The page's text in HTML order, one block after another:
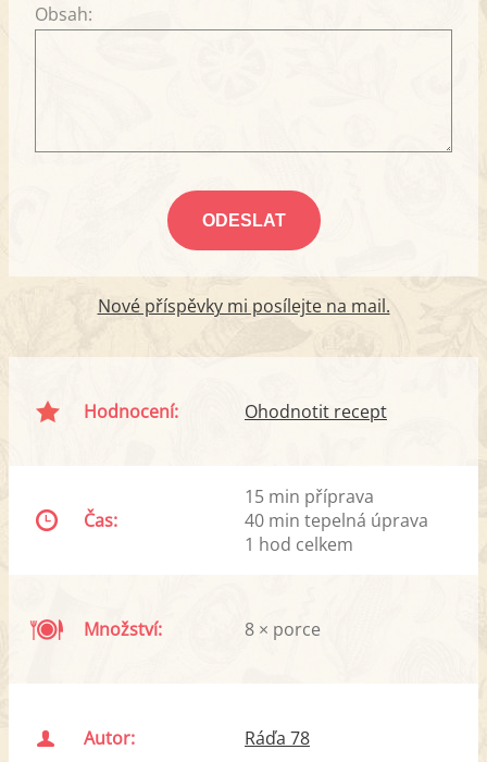
Obsah:
Nové příspěvky mi posílejte na mail.
Hodnocení: Ohodnotit recept
Čas:
15 min příprava
40 min tepelná úprava
1 hod celkem
Množství: 8 × porce
Autor: Ráďa 78